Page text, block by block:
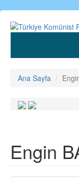
Ana
içeriğe
Ana Sayfa
Engin